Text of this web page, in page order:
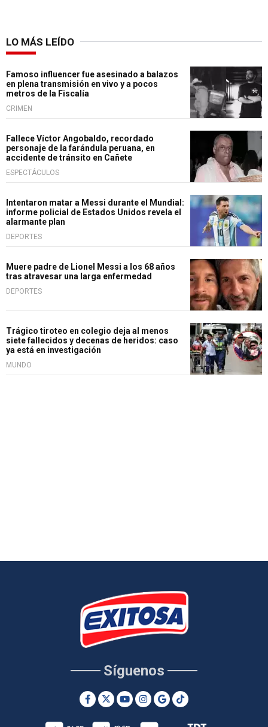
LO MÁS LEÍDO
Famoso influencer fue asesinado a balazos
en plena transmisión en vivo y a pocos
metros de la Fiscalía
CRIMEN
Fallece Víctor Angobaldo, recordado
personaje de la farándula peruana, en
accidente de tránsito en Cañete
ESPECTÁCULOS
Intentaron matar a Messi durante el Mundial:
informe policial de Estados Unidos revela el
alarmante plan
DEPORTES
Muere padre de Lionel Messi a los 68 años
tras atravesar una larga enfermedad
DEPORTES
Trágico tiroteo en colegio deja al menos
siete fallecidos y decenas de heridos: caso
ya está en investigación
MUNDO
Síguenos